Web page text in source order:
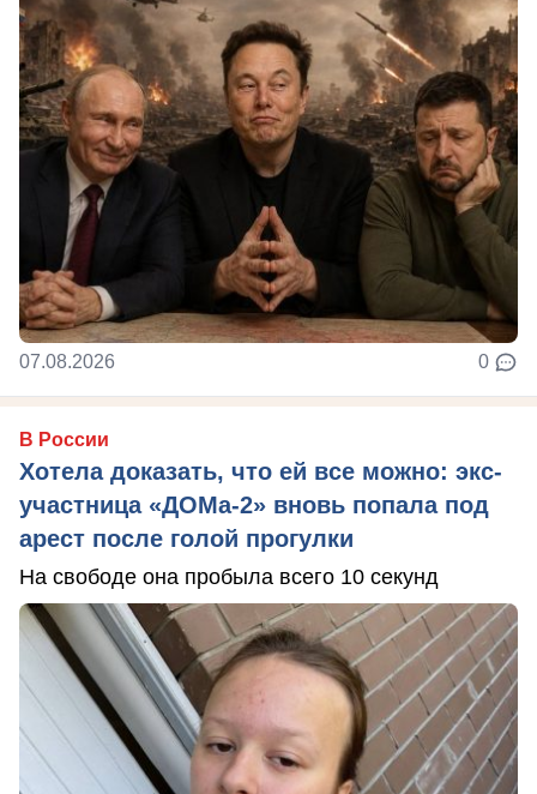
07.08.2026 0
В России
Хотела доказать, что ей все можно: экс-
участница «ДОМа-2» вновь попала под
арест после голой прогулки
На свободе она пробыла всего 10 секунд